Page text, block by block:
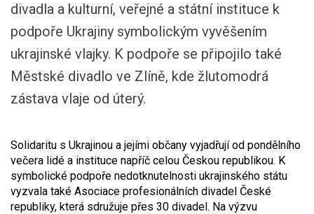
divadla a kulturní, veřejné a státní instituce k
podpoře Ukrajiny symbolickým vyvěšením
ukrajinské vlajky. K podpoře se připojilo také
Městské divadlo ve Zlíně, kde žlutomodrá
zástava vlaje od úterý.
Solidaritu s Ukrajinou a jejími občany vyjadřují od pondělního
večera lidé a instituce napříč celou Českou republikou. K
symbolické podpoře nedotknutelnosti ukrajinského státu
vyzvala také Asociace profesionálních divadel České
republiky, která sdružuje přes 30 divadel. Na výzvu